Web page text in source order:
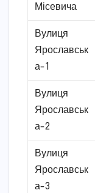
Місевича
Вулиця
Ярославськ
а-1
Вулиця
Ярославськ
а-2
Вулиця
Ярославськ
а-3